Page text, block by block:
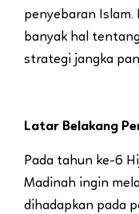
penyebaran
banyak hal
strategi jangka
Latar Belakang
Pada tahun ke-6
Madinah ingin
dihadapkan pada